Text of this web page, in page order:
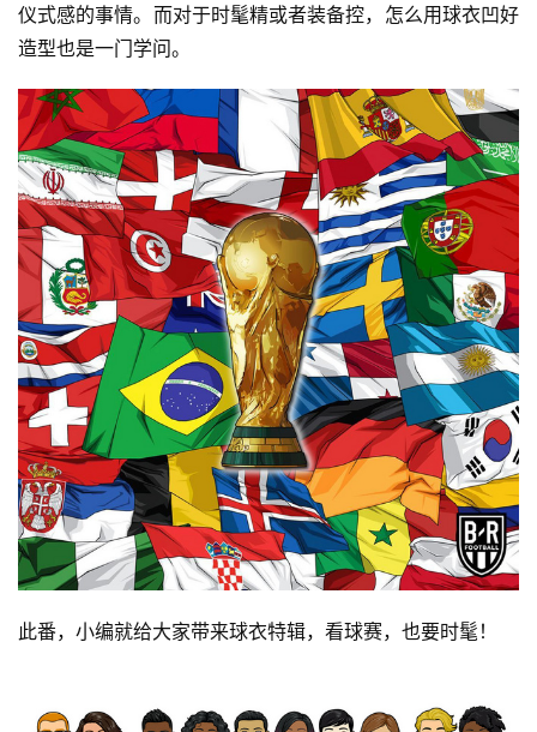
仪式感的事情。而对于时髦精或者装备控，怎么用球衣凹好
造型也是一门学问。
此番，小编就给大家带来球衣特辑，看球赛，也要时髦！